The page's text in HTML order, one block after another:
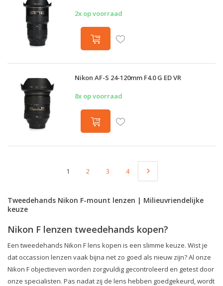
2x op voorraad
Nikon AF-S 24-120mm F4.0 G ED VR
8x op voorraad
1 2 3 4
Tweedehands Nikon F-mount lenzen | Milieuvriendelijke
keuze
Nikon F lenzen tweedehands kopen?
Een tweedehands Nikon F lens kopen is een slimme keuze. Wist je
dat occassion lenzen vaak bijna net zo goed als nieuw zijn? Al onze
Nikon F objectieven worden zorgvuldig gecontroleerd en getest door
onze specialisten. Pas nadat zij de lens hebben goedgekeurd, wordt